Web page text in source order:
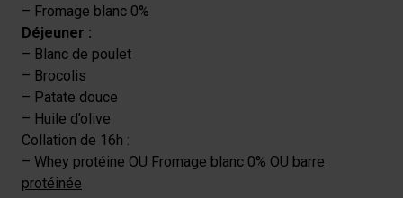
– Fromage blanc 0%
Déjeuner :
– Blanc de poulet
– Brocolis
– Patate douce
– Huile d’olive
Collation de 16h :
– Whey protéine OU Fromage blanc 0% OU barre
protéinée